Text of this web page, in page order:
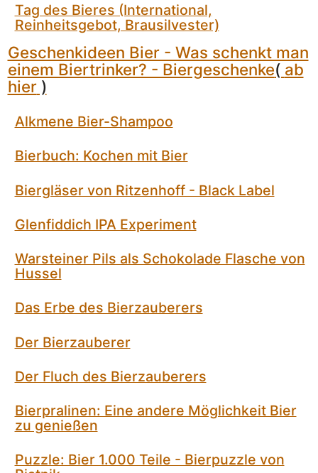
Tag des Bieres (International,
Reinheitsgebot, Brausilvester)
Geschenkideen Bier - Was schenkt man
einem Biertrinker? - Biergeschenke( ab
hier)
Alkmene Bier-Shampoo
Bierbuch: Kochen mit Bier
Biergläser von Ritzenhoff - Black Label
Glenfiddich IPA Experiment
Warsteiner Pils als Schokolade Flasche von
Hussel
Das Erbe des Bierzauberers
Der Bierzauberer
Der Fluch des Bierzauberers
Bierpralinen: Eine andere Möglichkeit Bier
zu genießen
Puzzle: Bier 1.000 Teile - Bierpuzzle von